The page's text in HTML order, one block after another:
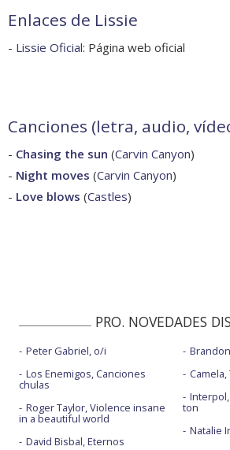
Enlaces de Lissie
- Lissie Oficial: Página web oficial
Canciones (letra, audio,
- Chasing the sun (Carvin Canyon)
- Night moves (Carvin Canyon)
- Love blows (Castles)
PRO. NOVEDADES
Peter Gabriel, o/i
Los Enemigos, Canciones
chulas
Roger Taylor, Violence insane
in a beautiful world
David Bisbal, Eternos
ton
Natalie